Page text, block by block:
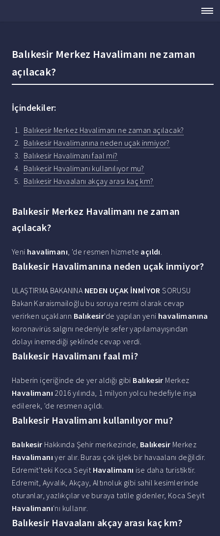
Balıkesir Merkez Havalimanı ne zaman
açılacak?
İçindekiler:
Balıkesir Merkez Havalimanı ne zaman açılacak?
Balıkesir Havalimanına neden uçak inmiyor?
Balıkesir Havalimanı faal mi?
Balıkesir Havalimanı kullanılıyor mu?
Balıkesir Havaalanı akçay arası kaç km?
Balıkesir Merkez Havalimanı ne zaman
açılacak?
Yeni havalimanı, 'de resmen hizmete açıldı.
Balıkesir Havalimanına neden uçak inmiyor?
ULAŞTIRMA BAKANINA NEDEN UÇAK İNMİYOR SORUSU
Bakan Karaismailoğlu bu soruya resmi olarak cevap
verirken uçakların Balıkesir'de yapılan yeni havalimanına
koronavirüs salgını nedeniyle sefer yapılamayışından
dolayı inemediği şeklinde cevap verdi.
Balıkesir Havalimanı faal mi?
Haberin içeriğinde de yer aldığı gibi Balıkesir Merkez
Havalimanı 2016 yılında, 1 milyon yolcu hedefiyle inşa
edilerek, 'de resmen açıldı.
Balıkesir Havalimanı kullanılıyor mu?
Balıkesir Hakkında Şehir merkezinde, Balıkesir Merkez
Havalimanı yer alır. Burası çok işlek bir havaalanı değildir.
Edremit'teki Koca Seyit Havalimanı ise daha turistiktir.
Edremit, Ayvalık, Akçay, Altınoluk gibi sahil kesimlerinde
oturanlar, yazlıkçılar ve buraya tatile gidenler, Koca Seyit
Havalimanı'nı kullanır.
Balıkesir Havaalanı akçay arası kaç km?